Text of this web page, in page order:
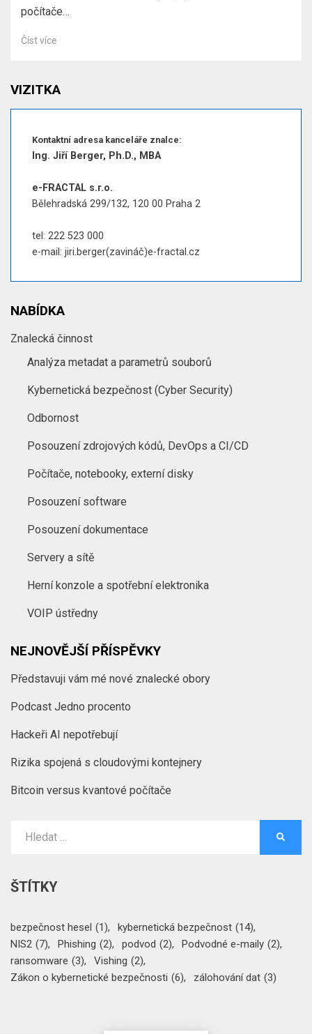
počítače…
Číst více
VIZITKA
Kontaktní adresa kanceláře znalce:
Ing. Jiří Berger, Ph.D., MBA
e-FRACTAL s.r.o.
Bělehradská 299/132, 120 00 Praha 2
tel: 222 523 000
e-mail: jiri.berger(zavináč)e-fractal.cz
NABÍDKA
Znalecká činnost
Analýza metadat a parametrů souborů
Kybernetická bezpečnost (Cyber Security)
Odbornost
Posouzení zdrojových kódů, DevOps a CI/CD
Počítače, notebooky, externí disky
Posouzení software
Posouzení dokumentace
Servery a sítě
Herní konzole a spotřební elektronika
VOIP ústředny
NEJNOVĚJŠÍ PŘÍSPĚVKY
Představuji vám mé nové znalecké obory
Podcast Jedno procento
Hackeři AI nepotřebují
Rizika spojená s cloudovými kontejnery
Bitcoin versus kvantové počítače
ŠTÍTKY
bezpečnost hesel (1) kybernetická bezpečnost (14)
NIS2 (7) Phishing (2) podvod (2) Podvodné e-maily (2)
ransomware (3) Vishing (2)
Zákon o kybernetické bezpečnosti (6) zálohování dat (3)